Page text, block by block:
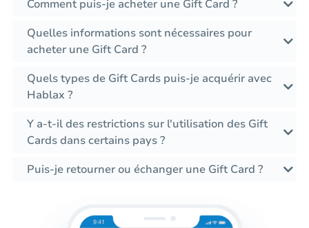
Comment puis-je acheter une Gift Card ?
Quelles informations sont nécessaires pour
acheter une Gift Card ?
Quels types de Gift Cards puis-je acquérir avec
Hablax ?
Y a-t-il des restrictions sur l'utilisation des Gift
Cards dans certains pays ?
Puis-je retourner ou échanger une Gift Card ?